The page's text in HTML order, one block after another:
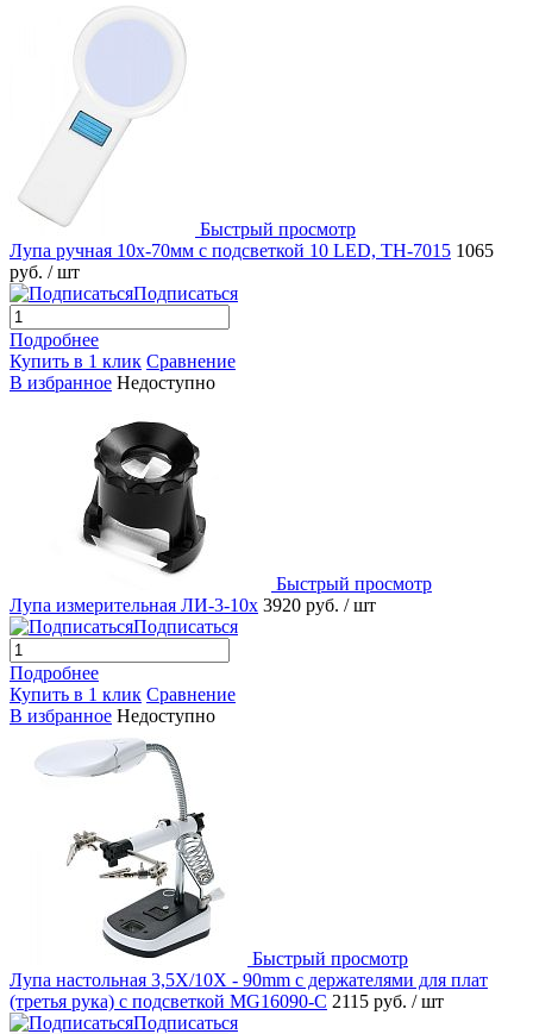
Быстрый просмотр
Лупа ручная 10x-70мм с подсветкой 10 LED, TH-7015 1065
руб. / шт
Подписаться
Подробнее
Купить в 1 клик Сравнение
В избранное Недоступно
Быстрый просмотр
Лупа измерительная ЛИ-3-10х 3920 руб. / шт
Подписаться
Подробнее
Купить в 1 клик Сравнение
В избранное Недоступно
Быстрый просмотр
Лупа настольная 3,5X/10X - 90mm с держателями для плат
(третья рука) с подсветкой MG16090-C 2115 руб. / шт
Подписаться